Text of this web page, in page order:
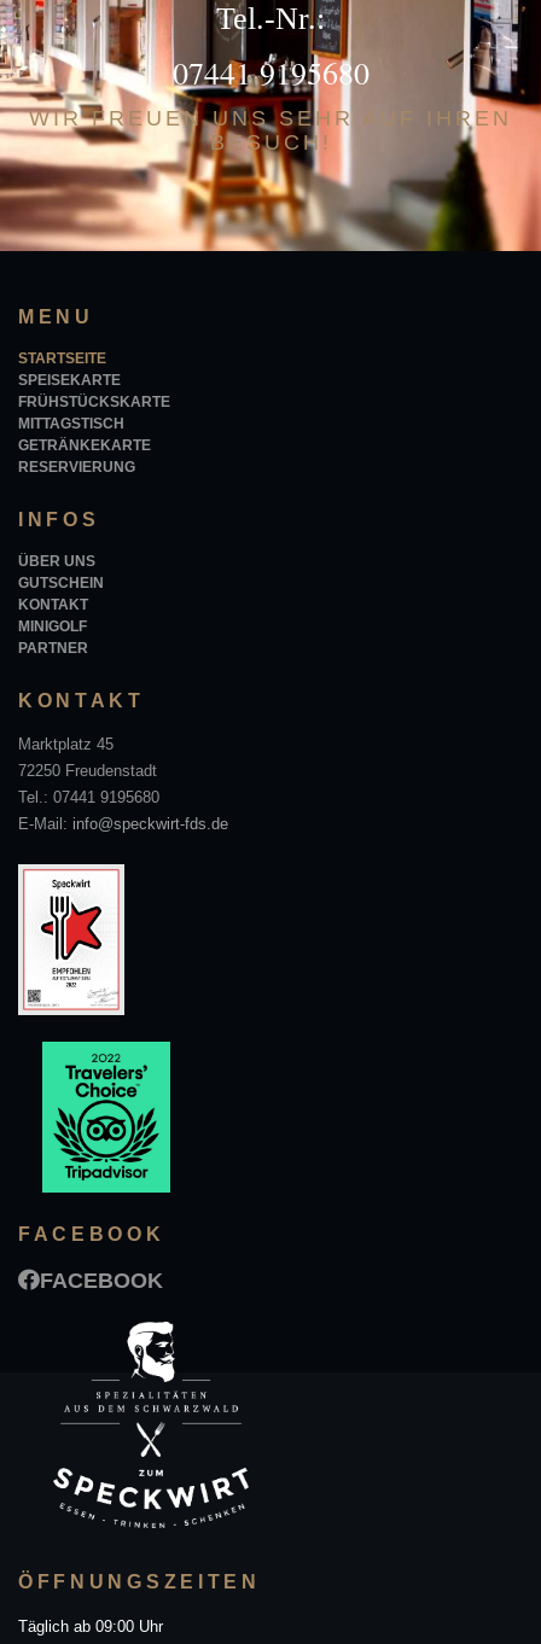
Tel.-Nr.:
07441 9195680
WIR FREUEN UNS SEHR AUF IHREN
BESUCH!
MENU
STARTSEITE
SPEISEKARTE
FRÜHSTÜCKSKARTE
MITTAGSTISCH
GETRÄNKEKARTE
RESERVIERUNG
INFOS
ÜBER UNS
GUTSCHEIN
KONTAKT
MINIGOLF
PARTNER
KONTAKT
Marktplatz 45
72250 Freudenstadt
Tel.: 07441 9195680
E-Mail: info@speckwirt-fds.de
FACEBOOK
FACEBOOK
ÖFFNUNGSZEITEN
Täglich ab 09:00 Uhr